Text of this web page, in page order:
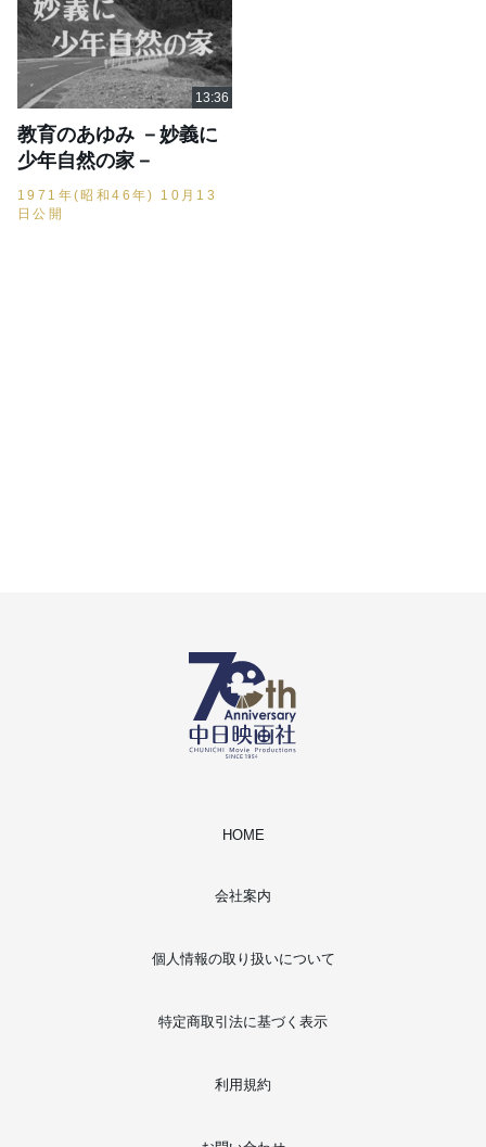
教育のあゆみ －妙義に
少年自然の家－
1971年(昭和46年) 10月13
日公開
HOME
会社案内
個人情報の取り扱いについて
特定商取引法に基づく表示
利用規約